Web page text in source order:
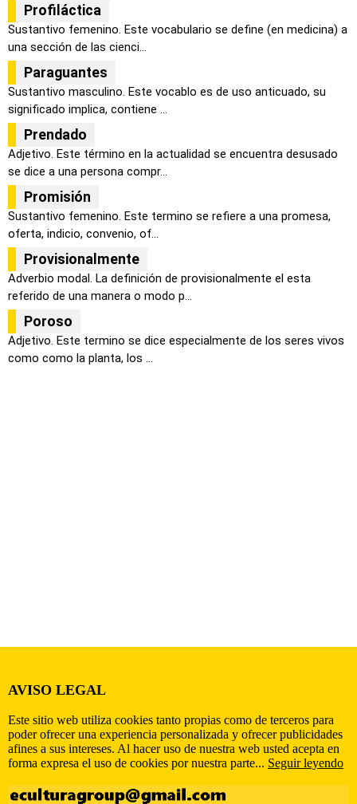
Profiláctica
Sustantivo femenino. Este vocabulario se define (en medicina) a
una sección de las cienci...
Paraguantes
Sustantivo masculino. Este vocablo es de uso anticuado, su
significado implica, contiene ...
Prendado
Adjetivo. Este término en la actualidad se encuentra desusado
se dice a una persona compr...
Promisión
Sustantivo femenino. Este termino se refiere a una promesa,
oferta, indicio, convenio, of...
Provisionalmente
Adverbio modal. La definición de provisionalmente el esta
referido de una manera o modo p...
Poroso
Adjetivo. Este termino se dice especialmente de los seres vivos
como como la planta, los ...
AVISO LEGAL
Este sitio web utiliza cookies tanto propias como de terceros para
poder ofrecer una experiencia personalizada y ofrecer publicidades
afines a sus intereses. Al hacer uso de nuestra web usted acepta en
forma expresa el uso de cookies por nuestra parte... Seguir leyendo